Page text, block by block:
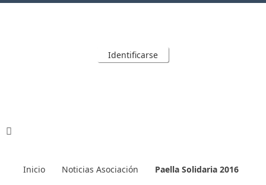
Identificarse
Inicio Noticias Asociación Paella Solidaria 2016